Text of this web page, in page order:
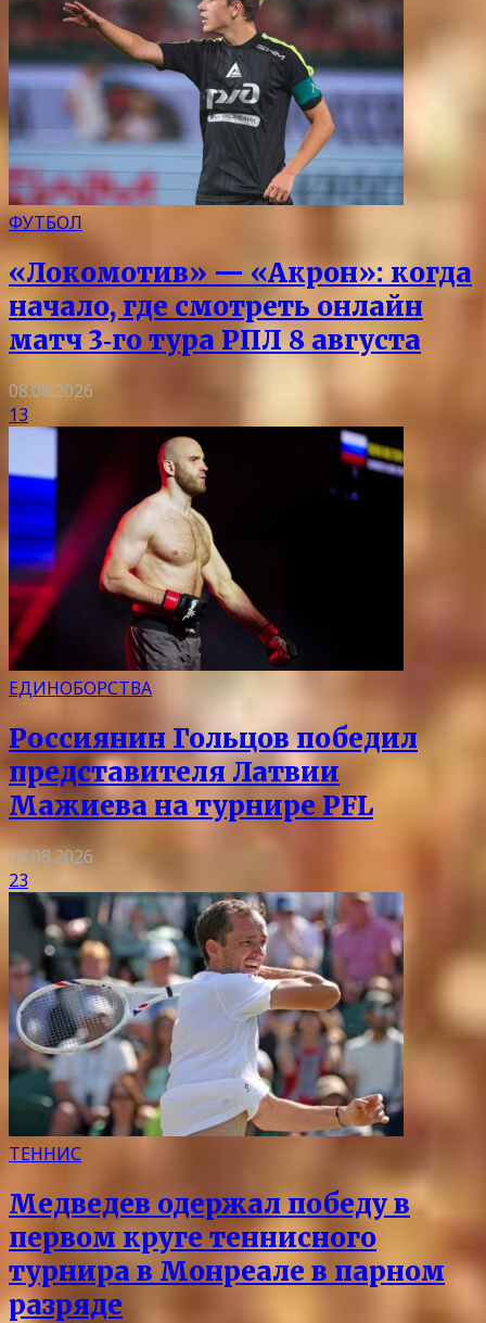
ФУТБОЛ
«Локомотив» — «Акрон»: когда
начало, где смотреть онлайн
матч 3‑го тура РПЛ 8 августа
08.08.2026
13
ЕДИНОБОРСТВА
Россиянин Гольцов победил
представителя Латвии
Мажиева на турнире PFL
08.08.2026
23
ТЕННИС
Медведев одержал победу в
первом круге теннисного
турнира в Монреале в парном
разряде